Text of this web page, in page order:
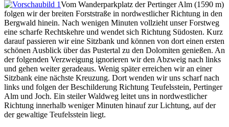
Vom Wanderparkplatz der Pertinger Alm (1590 m)
folgen wir der breiten Forststraße in nordwestlicher Richtung in den
Bergwald hinein. Nach wenigen Minuten vollzieht unser Forstweg
eine scharfe Rechtskehre und wendet sich Richtung Südosten. Kurz
darauf passieren wir eine Sitzbank und können von dort einen ersten
schönen Ausblick über das Pustertal zu den Dolomiten genießen. An
der folgenden Verzweigung ignorieren wir den Abzweig nach links
und gehen weiter geradeaus. Wenig später erreichen wir an einer
Sitzbank eine nächste Kreuzung. Dort wenden wir uns scharf nach
links und folgen der Beschilderung Richtung Teufelsstein, Pertinger
Alm und Joch. Ein steiler Waldweg leitet uns in nordwestlicher
Richtung innerhalb weniger Minuten hinauf zur Lichtung, auf der
der gewaltige Teufelsstein liegt.